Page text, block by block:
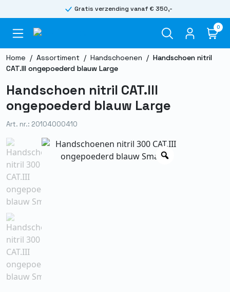
Gratis verzending vanaf € 350,-
0
Home / Assortiment / Handschoenen / Handschoen nitril
CAT.III ongepoederd blauw Large
Handschoen nitril CAT.III
ongepoederd blauw Large
Art. nr.: 20104000410